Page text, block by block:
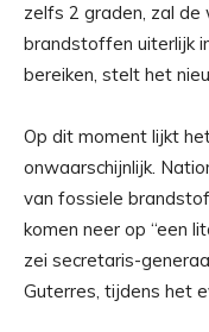
zelfs 2 graden, zal
brandstoffen uiterlijk
bereiken, stelt het
Op dit moment lijkt
onwaarschijnlijk.
van fossiele
komen neer op “een
zei secretaris-
Guterres, tijdens het